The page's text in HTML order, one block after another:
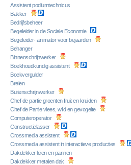
Assistent podiumtechnicus
Bakker
Bedrijfsbeheer
Begeleider in de Sociale Economie
Begeleider- animator voor bejaarden
Behanger
Binnenschrijnwerker
Boekhoudkundig assistent
Boekvergulder
Breien
Buitenschrijnwerker
Chef de partie groenten fruit en kruiden
Chef de Partie vlees, wild en gevogelte
Computeroperator
Constructielasser
Crossmedia assistent
Crossmedia assistent in interactieve producties
Dakdekker leien en pannen
Dakdekker metalen dak